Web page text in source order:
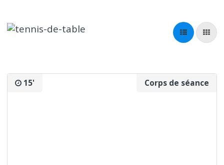
Corps de séance
15'